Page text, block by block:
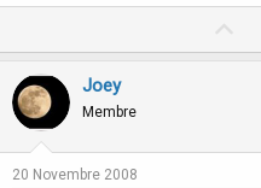
p
t
Joey
Membre
20 Novembre 2008